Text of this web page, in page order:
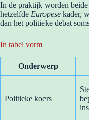
In de praktijk worden beide
hetzelfde Europese kader,
dan het politieke debat
In tabel vorm
Onderwerp
Politieke koers